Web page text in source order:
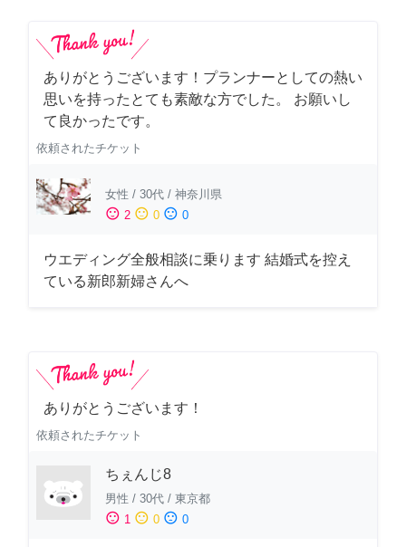
ありがとうございます！プランナーとしての熱い
思いを持ったとても素敵な方でした。 お願いし
て良かったです。
依頼されたチケット
女性 / 30代 / 神奈川県
sentiment_satisfied 2 sentiment_neutral 0 sentiment_dissatisfied 0
ウエディング全般相談に乗ります 結婚式を控え
ている新郎新婦さんへ
ありがとうございます！
依頼されたチケット
ちぇんじ8
男性 / 30代 / 東京都
sentiment_satisfied 1 sentiment_neutral 0 sentiment_dissatisfied 0